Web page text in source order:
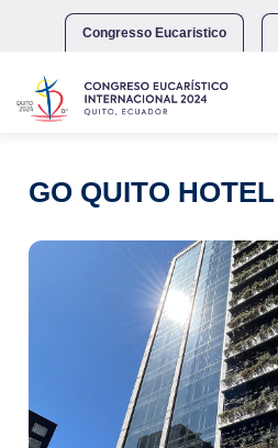
Congresso Eucaristico
GO QUITO HOTEL